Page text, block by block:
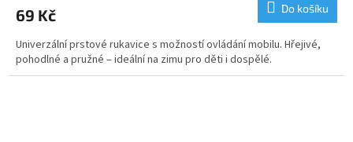
69 Kč Do košíku
Univerzální prstové rukavice s možností ovládání mobilu. Hřejivé,
pohodlné a pružné – ideální na zimu pro děti i dospělé.